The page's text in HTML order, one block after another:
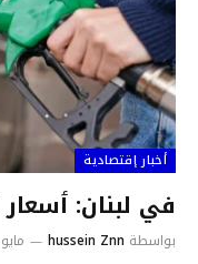
أخبار إقتصادية
في لبنان: ٲسعار
بواسطة hussein Znn مايو 26, 2026